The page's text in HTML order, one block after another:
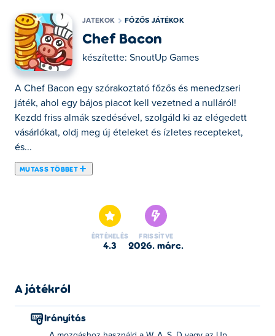
JATEKOK FŐZŐS JÁTÉKOK
Chef Bacon
készítette: SnoutUp Games
A Chef Bacon egy szórakoztató főzős és menedzseri
játék, ahol egy bájos piacot kell vezetned a nulláról!
Kezdd friss almák szedésével, szolgáld ki az elégedett
vásárlókat, oldj meg új ételeket és ízletes recepteket,
és...
MUTASS TÖBBET
Kezdd friss almák szedésével, szolgáld ki az elégedett
vásárlókat, oldj meg új ételeket és ízletes recepteket, és
alkalmazz asszisztenseket, hogy a dolgok
piacod bővül. Készen állsz a főzésre, a gazdálkodásra és
Hogyan kell játszani Chef Bacont?
ÉRTÉKELÉS
4.3
FRISSÍTVE
2026. márc.
A játékról
Irányítás